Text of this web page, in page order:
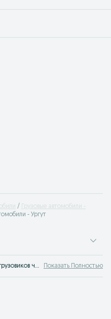
Грузовые автомобили -
- Ургут
Низкие цены на грузовики: продажа грузовиков через объявления в сервисе объявлений OLX.uz Ургут ✅ Купить грузовое авто по лучшим ценам и без посредников на OLX Показать Полностью